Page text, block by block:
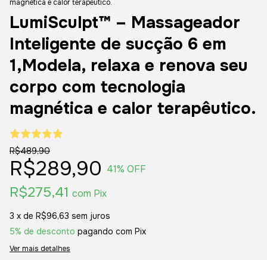
magnética e calor terapêutico.
LumiSculpt™ – Massageador
Inteligente de sucção 6 em
1,Modela, relaxa e renova seu
corpo com tecnologia
magnética e calor terapêutico.
R$489,90
R$289,90 41% OFF
R$275,41 com Pix
3 x de R$96,63 sem juros
5% de desconto pagando com Pix
Ver mais detalhes